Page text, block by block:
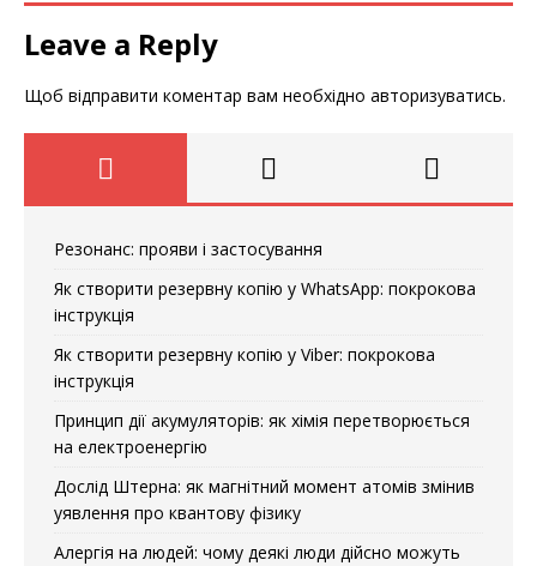
Leave a Reply
Щоб відправити коментар вам необхідно авторизуватись.
Резонанс: прояви і застосування
Як створити резервну копію у WhatsApp: покрокова
інструкція
Як створити резервну копію у Viber: покрокова
інструкція
Принцип дії акумуляторів: як хімія перетворюється
на електроенергію
Дослід Штерна: як магнітний момент атомів змінив
уявлення про квантову фізику
Алергія на людей: чому деякі люди дійсно можуть